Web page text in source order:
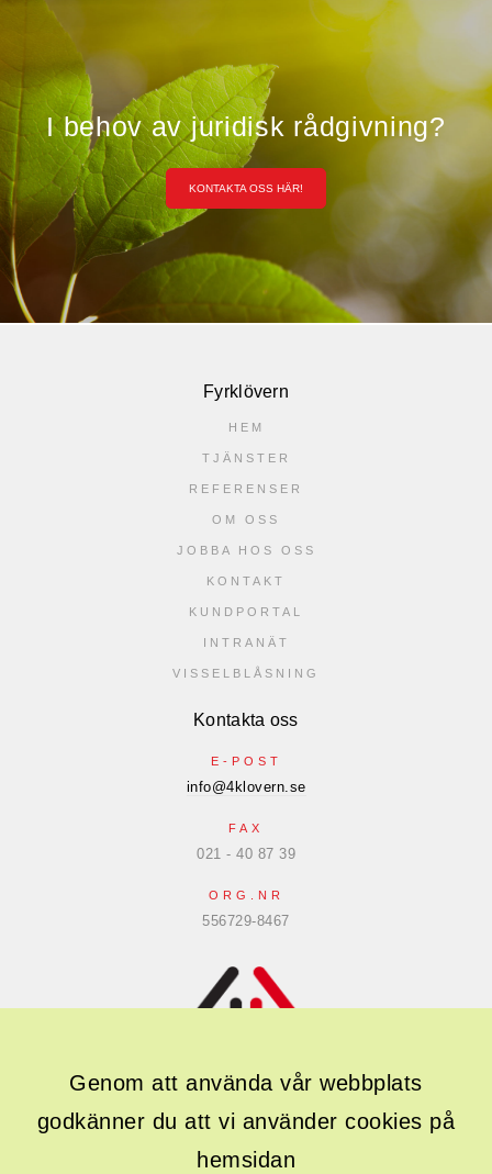
Genom att använda vår webbplats
godkänner du att vi använder cookies på
hemsidan
I behov av juridisk rådgivning?
KONTAKTA OSS HÄR!
Fyrklövern
HEM
TJÄNSTER
REFERENSER
OM OSS
JOBBA HOS OSS
KONTAKT
KUNDPORTAL
INTRANÄT
VISSELBLÅSNING
Kontakta oss
E-POST
info@4klovern.se
FAX
021 - 40 87 39
ORG.NR
556729-8467